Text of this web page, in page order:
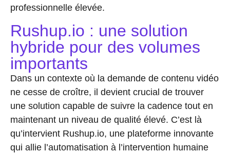
professionnelle élevée.
Rushup.io : une solution
hybride pour des volumes
importants
Dans un contexte où la demande de contenu vidéo
ne cesse de croître, il devient crucial de trouver
une solution capable de suivre la cadence tout en
maintenant un niveau de qualité élevé. C’est là
qu’intervient Rushup.io, une plateforme innovante
qui allie l’automatisation à l’intervention humaine